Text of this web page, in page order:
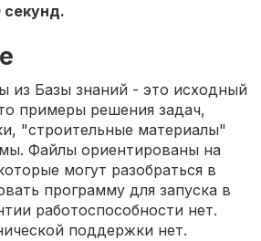
секунд.
Базы знаний - это исходный
примеры решения задач,
"строительные материалы"
Файлы ориентированы на
могут разобраться в
программу для запуска в
работоспособности нет.
поддержки нет.